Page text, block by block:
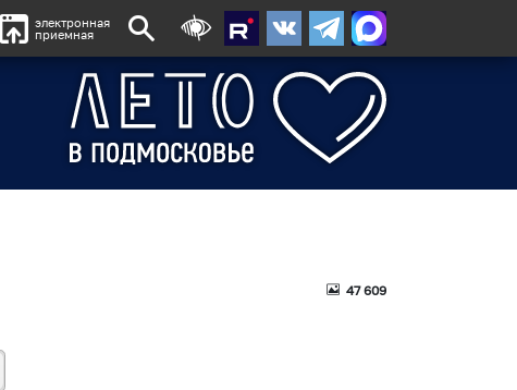
электронная
приемная
47 609